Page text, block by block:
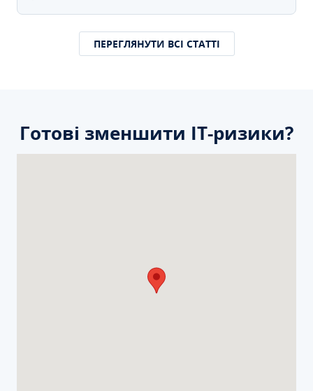
ПЕРЕГЛЯНУТИ ВСІ СТАТТІ
Готові зменшити ІТ-ризики?